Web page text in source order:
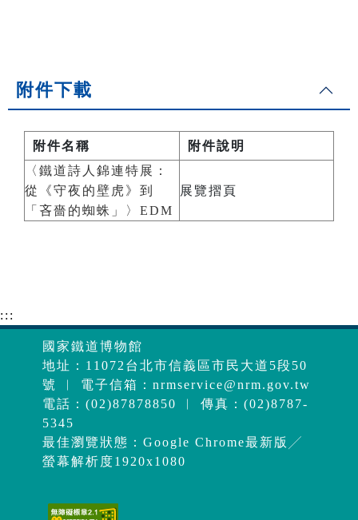
附件下載
附件名稱
附件說明
〈鐵道詩人錦連特展：
從《守夜的壁虎》到
「吝嗇的蜘蛛」〉EDM
展覽摺頁
:::
國家鐵道博物館
地址：11072台北市信義區市民大道5段50
號 ︱ 電子信箱： nrmservice@nrm.gov.tw
電話：(02)87878850 ︱ 傳真：(02)8787-
5345
最佳瀏覽狀態：Google Chrome最新版╱
螢幕解析度1920x1080